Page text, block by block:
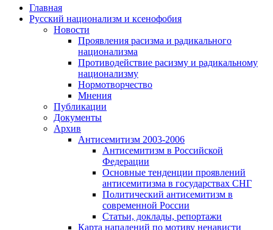
Главная
Русский национализм и ксенофобия
Новости
Проявления расизма и радикального
национализма
Противодействие расизму и радикальному
национализму
Нормотворчество
Мнения
Публикации
Документы
Архив
Антисемитизм 2003-2006
Антисемитизм в Российской
Федерации
Основные тенденции проявлений
антисемитизма в государствах СНГ
Политический антисемитизм в
современной России
Статьи, доклады, репортажи
Карта нападений по мотиву ненависти